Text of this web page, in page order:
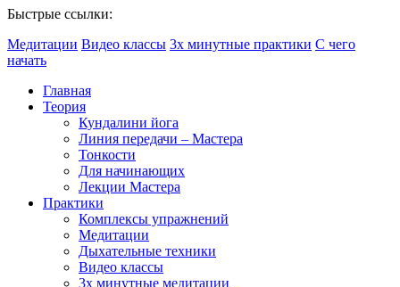
Быстрые ссылки:
Медитации Видео классы 3х минутные практики С чего
начать
Главная
Теория
Кундалини йога
Линия передачи – Мастера
Тонкости
Для начинающих
Лекции Мастера
Практики
Комплексы упражнений
Медитации
Дыхательные техники
Видео классы
3х минутные медитации